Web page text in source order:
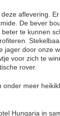
aflevering.
De bever
te kunnen
jager door onze
voor zich te
rover.
meer
Hungaria in